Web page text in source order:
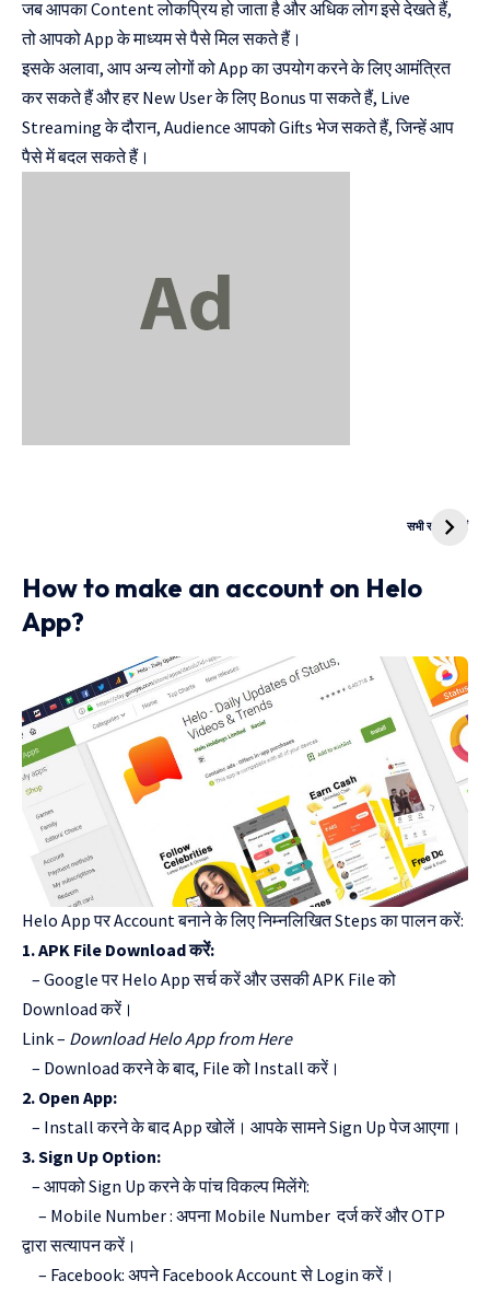
जब आपका Content लोकप्रिय हो जाता है और अधिक लोग इसे देखते हैं,
तो आपको App के माध्यम से पैसे मिल सकते हैं।
इसके अलावा, आप अन्य लोगों को App का उपयोग करने के लिए आमंत्रित
कर सकते हैं और हर New User के लिए Bonus पा सकते हैं, Live
Streaming के दौरान, Audience आपको Gifts भेज सकते हैं, जिन्हें आप
पैसे में बदल सकते हैं।
सभी स्टोरी देखें
Kanya Vivah
How to make an account on Helo
App?
Helo App पर Account बनाने के लिए निम्नलिखित Steps का पालन करें:
1. APK File Download करें:
– Google पर Helo App सर्च करें और उसकी APK File को
Download करें।
Link – Download Helo App from Here
– Download करने के बाद, File को Install करें।
2. Open App:
– Install करने के बाद App खोलें। आपके सामने Sign Up पेज आएगा।
3. Sign Up Option:
– आपको Sign Up करने के पांच विकल्प मिलेंगे:
– Mobile Number : अपना Mobile Number दर्ज करें और OTP
द्वारा सत्यापन करें।
– Facebook: अपने Facebook Account से Login करें।